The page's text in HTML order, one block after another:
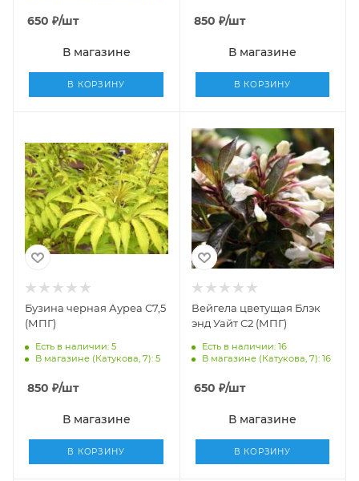
650 ₽/шт
В магазине
В КОРЗИНУ
850 ₽/шт
В магазине
В КОРЗИНУ
Бузина черная Ауреа С7,5
(МПГ)
Есть в наличии: 5
В магазине (Катукова, 7): 5
850 ₽/шт
В магазине
В КОРЗИНУ
Вейгела цветущая Блэк
энд Уайт С2 (МПГ)
Есть в наличии: 16
В магазине (Катукова, 7): 16
650 ₽/шт
В магазине
В КОРЗИНУ